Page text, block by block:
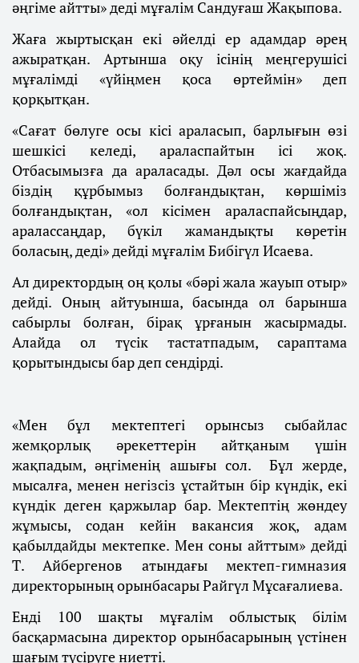
әңгіме айтты» деді мұғалім Сандуғаш Жақыпова.
Жаға жыртысқан екі әйелді ер адамдар әрең
ажыратқан. Артынша оқу ісінің меңгерушісі
мұғалімді «үйіңмен қоса өртеймін» деп
қорқытқан.
«Сағат бөлуге осы кісі араласып, барлығын өзі
шешкісі келеді, араласпайтын ісі жоқ.
Отбасымызға да араласады. Дәл осы жағдайда
біздің құрбымыз болғандықтан, көршіміз
болғандықтан, «ол кісімен араласпайсыңдар,
аралассаңдар, бүкіл жамандықты көретін
боласың, деді» дейді мұғалім Бибігүл Исаева.
Ал директордың оң қолы «бәрі жала жауып отыр»
дейді. Оның айтуынша, басында ол барынша
сабырлы болған, бірақ ұрғанын жасырмады.
Алайда ол түсік тастатпадым, сараптама
қорытындысы бар деп сендірді.
«Мен бұл мектептегі орынсыз сыбайлас
жемқорлық әрекеттерін айтқаным үшін
жақпадым, әңгіменің ашығы сол. Бұл жерде,
мысалға, менен негізсіз ұстайтын бір күндік, екі
күндік деген қаржылар бар. Мектептің жөндеу
жұмысы, содан кейін вакансия жоқ, адам
қабылдайды мектепке. Мен соны айттым» дейді
Т. Айбергенов атындағы мектеп-гимназия
директорының орынбасары Райгүл Мұсағалиева.
Енді 100 шақты мұғалім облыстық білім
басқармасына директор орынбасарының үстінен
шағым түсіруге ниетті.